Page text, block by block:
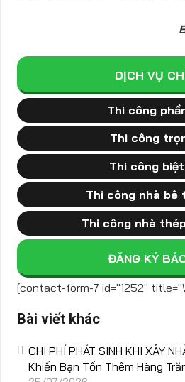
DỊCH VỤ
Thi công
Thi công
Thi công
Thi công nhà bê
Thi công nhà
ĐĂNG KÝ
[contact-form-7 id="1252"
Bài viết khác
CHI PHÍ PHÁT SINH KHI XÂY
Khiến Bạn Tốn Thêm Hàng